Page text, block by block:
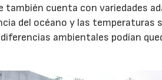
también cuenta con variedades
del océano y las temperaturas
ambientales podían